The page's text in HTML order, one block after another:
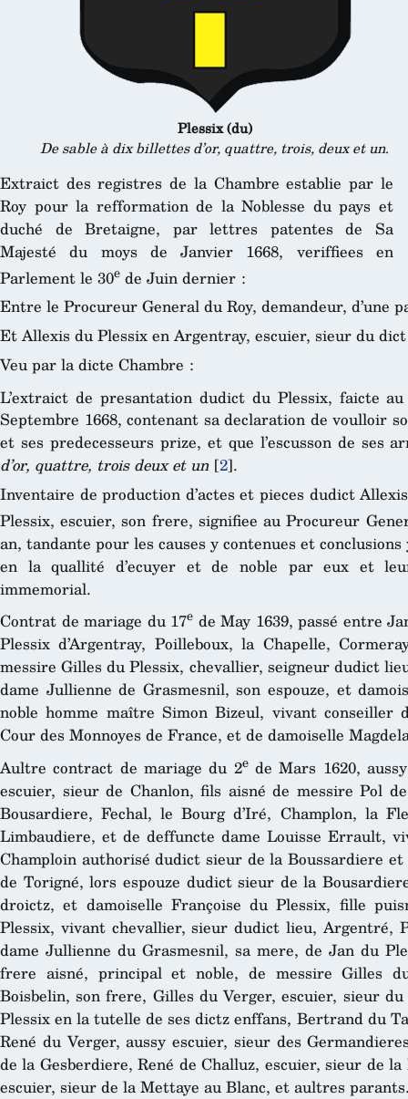
Plessix (du)
De sable à dix billettes d’or, quattre, trois, deux et un.
Extraict des registres de la Chambre establie par le
Roy pour la refformation de la Noblesse du pays et
duché de Bretaigne, par lettres patentes de Sa
Majesté du moys de Janvier 1668, veriffiees en
Parlement le 30e de Juin dernier :
Entre le Procureur General du Roy, demandeur, d’une
Et Allexis du Plessix en Argentray, escuier, sieur du
Veu par la dicte Chambre :
L’extraict de presantation dudict du Plessix, faicte
Septembre 1668, contenant sa declaration de voulloir
et ses predecesseurs prize, et que l’escusson de ses
d’or, quattre, trois deux et un [2].
Inventaire de production d’actes et pieces dudict
Plessix, escuier, son frere, signifiee au Procureur
an, tandante pour les causes y contenues et
en la quallité d’ecuyer et de noble par eux et
immemorial.
Contrat de mariage du 17e de May 1639, passé entre
Plessix d’Argentray, Poilleboux, la Chapelle,
messire Gilles du Plessix, chevallier, seigneur dudict
dame Jullienne de Grasmesnil, son espouze, et
noble homme maître Simon Bizeul, vivant conseiller
Cour des Monnoyes de France, et de damoiselle
Aultre contract de mariage du 2ede Mars 1620,
escuier, sieur de Chanlon, fils aisné de messire Pol
Bousardiere, Fechal, le Bourg d’Iré, Champlon, la
Limbaudiere, et de deffuncte dame Louisse Errault,
Champloin authorisé dudict sieur de la Boussardiere et
de Torigné, lors espouze dudict sieur de la
droictz, et damoiselle Françoise du Plessix, fille
Plessix, vivant chevallier, sieur dudict lieu, Argentré,
dame Jullienne du Grasmesnil, sa mere, de Jan du
frere aisné, principal et noble, de messire Gilles
Boisbelin, son frere, Gilles du Verger, escuier, sieur
Plessix en la tutelle de ses dictz enffans, Bertrand du
René du Verger, aussy escuier, sieur des
de la Gesberdiere, René de Challuz, escuier, sieur de
escuier, sieur de la Mettaye au Blanc, et aultres